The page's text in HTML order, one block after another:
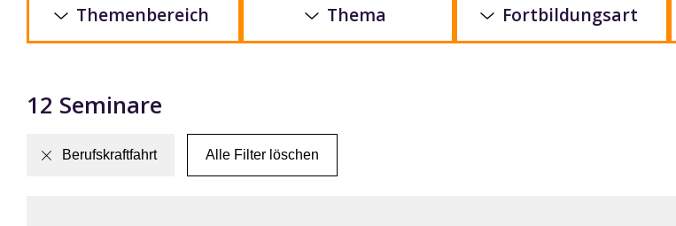
Themenbereich Thema Fortbildungsart
12 Seminare
Berufskraftfahrt Alle Filter löschen